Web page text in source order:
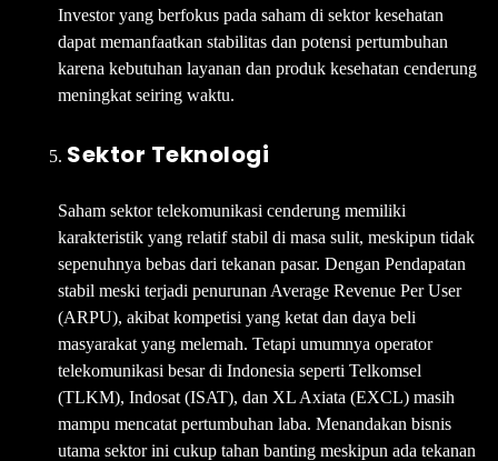
Investor yang berfokus pada saham di sektor kesehatan
dapat memanfaatkan stabilitas dan potensi pertumbuhan
karena kebutuhan layanan dan produk kesehatan cenderung
meningkat seiring waktu.
Sektor Teknologi
Saham sektor telekomunikasi cenderung memiliki
karakteristik yang relatif stabil di masa sulit, meskipun tidak
sepenuhnya bebas dari tekanan pasar. Dengan Pendapatan
stabil meski terjadi penurunan Average Revenue Per User
(ARPU), akibat kompetisi yang ketat dan daya beli
masyarakat yang melemah. Tetapi umumnya operator
telekomunikasi besar di Indonesia seperti Telkomsel
(TLKM), Indosat (ISAT), dan XL Axiata (EXCL) masih
mampu mencatat pertumbuhan laba. Menandakan bisnis
utama sektor ini cukup tahan banting meskipun ada tekanan